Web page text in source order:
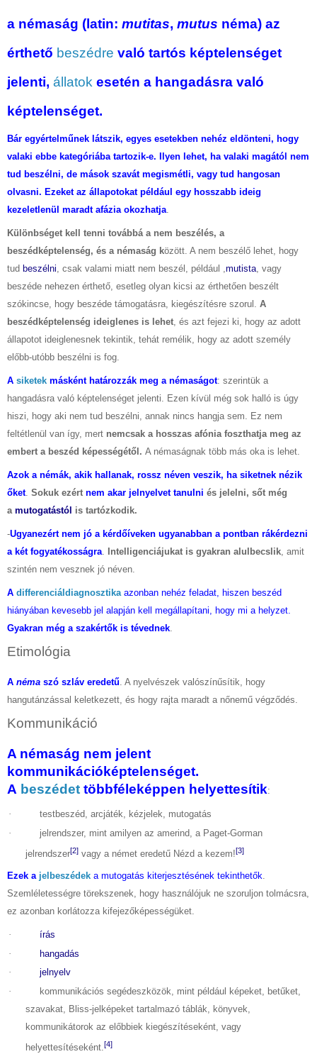
a némaság (latin: mutitas, mutus néma) az
érthető beszédre való tartós képtelenséget
jelenti, állatok esetén a hangadásra való
képtelenséget.
Bár egyértelműnek látszik, egyes esetekben nehéz eldönteni, hogy
valaki ebbe kategóriába tartozik-e. Ilyen lehet, ha valaki magától nem
tud beszélni, de mások szavát megismétli, vagy tud hangosan
olvasni. Ezeket az állapotokat például egy hosszabb ideig
kezeletlenül maradt afázia okozhatja
Különbséget kell tenni továbbá a nem beszélés, a
beszédképtelenség, és a némaság között. A nem beszélő lehet, hogy
tud beszélni , csak valami miatt nem beszél, például , mutista , vagy
beszéde nehezen érthető, esetleg olyan kicsi az érthetően beszélt
szókincse, hogy beszéde támogatásra, kiegészítésre szorul. A
beszédképtelenség ideiglenes is lehet , és azt fejezi ki, hogy az adott
állapotot ideiglenesnek tekintik, tehát remélik, hogy az adott személy
előbb-utóbb beszélni is fog.
A siketek másként határozzák meg a némaságot: szerintük a
hangadásra való képtelenséget jelenti. Ezen kívül még sok halló is úgy
hiszi, hogy aki nem tud beszélni, annak nincs hangja sem. Ez nem
feltétlenül van így, mert nemcsak a hosszas afónia foszthatja meg az
embert a beszéd képességétől. A némaságnak több más oka is lehet.
Azok a némák, akik hallanak, rossz néven veszik, ha siketnek nézik
őket. Sokuk ezért nem akar jelnyelvet tanulni és jelelni, sőt még
a mutogatástól is tartózkodik.
-Ugyanezért nem jó a kérdőíveken ugyanabban a pontban rákérdezni
a két fogyatékosságra
Intelligenciájukat is gyakran alulbecslik , amit
szintén nem vesznek jó néven.
A differenciáldiagnosztika azonban nehéz feladat, hiszen beszéd
hiányában kevesebb jel alapján kell megállapítani, hogy mi a helyzet.
Gyakran még a szakértők is tévednek
Etimológia
A néma szó szláv eredetű. A nyelvészek valószínűsítik, hogy
hangutánzással keletkezett, és hogy rajta maradt a nőnemű végződés.
Kommunikáció
A némaság nem jelent
kommunikációképtelenséget.
A beszédet többféleképpen helyettesítik:
· testbeszéd, arcjáték, kézjelek, mutogatás
· jelrendszer, mint amilyen az amerind, a Paget-Gorman
jelrendszer[2] vagy a német eredetű Nézd a kezem![3]
Ezek a jelbeszédek a mutogatás kiterjesztésének tekinthetők.
Szemléletességre törekszenek, hogy használójuk ne szoruljon tolmácsra,
ez azonban korlátozza kifejezőképességüket.
· írás
· hangadás
· jelnyelv
·
kommunikációs segédeszközök, mint például képeket, betűket,
szavakat, Bliss-jelképeket tartalmazó táblák, könyvek,
kommunikátorok az előbbiek kiegészítéseként, vagy
helyettesítéseként.[4]